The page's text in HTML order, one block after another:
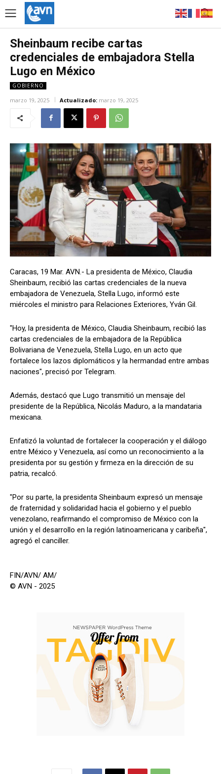
Sheinbaum recibe cartas
credenciales de embajadora Stella
Lugo en México
GOBIERNO
marzo 19, 2025 Actualizado: marzo 19, 2025
Caracas, 19 Mar. AVN.- La presidenta de México, Claudia
Sheinbaum, recibió las cartas credenciales de la nueva
embajadora de Venezuela, Stella Lugo, informó este
miércoles el ministro para Relaciones Exteriores, Yván Gil.
"Hoy, la presidenta de México, Claudia Sheinbaum, recibió las
cartas credenciales de la embajadora de la República
Bolivariana de Venezuela, Stella Lugo, en un acto que
fortalece los lazos diplomáticos y la hermandad entre ambas
naciones", precisó por Telegram.
Además, destacó que Lugo transmitió un mensaje del
presidente de la República, Nicolás Maduro, a la mandataria
mexicana.
Enfatizó la voluntad de fortalecer la cooperación y el diálogo
entre México y Venezuela, así como un reconocimiento a la
presidenta por su gestión y firmeza en la dirección de su
patria, recalcó.
"Por su parte, la presidenta Sheinbaum expresó un mensaje
de fraternidad y solidaridad hacia el gobierno y el pueblo
venezolano, reafirmando el compromiso de México con la
unión y el desarrollo en la región latinoamericana y caribeña",
agregó el canciller.
FIN/AVN/ AM/
© AVN - 2025